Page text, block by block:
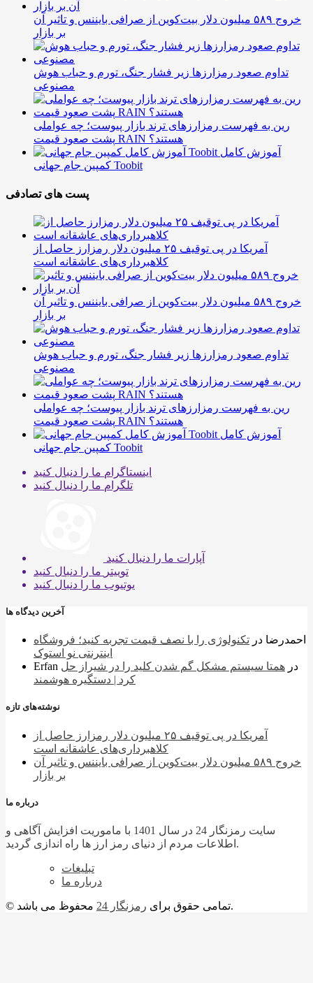
خروج ۵۸۹ میلیون دلار بیت‌کوین از صرافی بایننس و تاثیر آن
بر بازار
تداوم صعود رمزارزها زیر فشار جنگ، تورم و حباب هوش
مصنوعی
رین به فهرست رمزارزهای ترند بازار پیوست؛ چه عواملی
پشت صعود قیمت RAIN هستند؟
آموزش کامل
کمپین جام جهانی Toobit
پست های تصادفی
آمریکا در پی توقیف ۲۵ میلیون دلار رمزارز حاصل از
کلاهبرداری‌های عاشقانه است
خروج ۵۸۹ میلیون دلار بیت‌کوین از صرافی بایننس و تاثیر آن
بر بازار
تداوم صعود رمزارزها زیر فشار جنگ، تورم و حباب هوش
مصنوعی
رین به فهرست رمزارزهای ترند بازار پیوست؛ چه عواملی
پشت صعود قیمت RAIN هستند؟
آموزش کامل
کمپین جام جهانی Toobit
اینستاگرام ما را دنبال کنید
تلگرام ما را دنبال کنید
آپارات ما را دنبال کنید
توییتر ما را دنبال کنید
یوتیوب ما را دنبال کنید
آخرین دیدگاه ها
احمدرضا در تکنولوژی را با نصف قیمت تجربه کنید؛ فروشگاه
اینترنتی نو استوک
Erfan
در همتا سیستم مشکل گم شدن کلید را در شیراز حل
کرد | دستگیره هوشمند
نوشته‌های تازه
آمریکا در پی توقیف ۲۵ میلیون دلار رمزارز حاصل از
کلاهبرداری‌های عاشقانه است
خروج ۵۸۹ میلیون دلار بیت‌کوین از صرافی بایننس و تاثیر آن
بر بازار
درباره ما
سایت رمزنگار 24 در سال 1401 با ماموریت افزایش آگاهی و
اطلاعات مردم از دنیای رمز ارز ها راه اندازی گردید.
تبلیغات
درباره ما
© تمامی حقوق برای رمزنگار 24 محفوظ می باشد.